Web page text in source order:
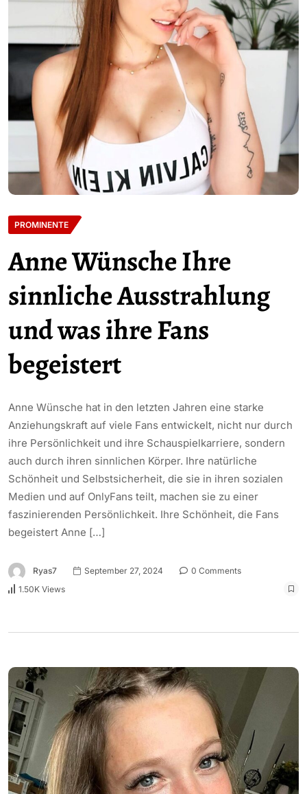
PROMINENTE
Anne Wünsche Ihre
sinnliche Ausstrahlung
und was ihre Fans
begeistert
Anne Wünsche hat in den letzten Jahren eine starke
Anziehungskraft auf viele Fans entwickelt, nicht nur durch
ihre Persönlichkeit und ihre Schauspielkarriere, sondern
auch durch ihren sinnlichen Körper. Ihre natürliche
Schönheit und Selbstsicherheit, die sie in ihren sozialen
Medien und auf OnlyFans teilt, machen sie zu einer
faszinierenden Persönlichkeit. Ihre Schönheit, die Fans
begeistert Anne […]
Ryas7 September 27, 2024
0 Comments
1.50K Views